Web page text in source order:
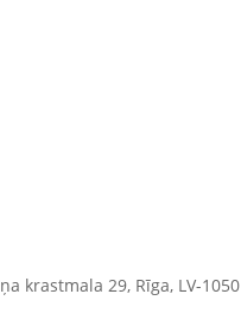
krastmala 29, Rīga, LV-1050